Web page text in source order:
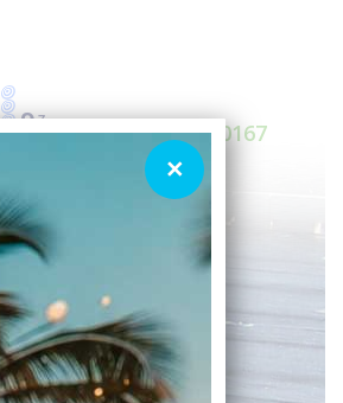
9,7 073 – 6990167
×